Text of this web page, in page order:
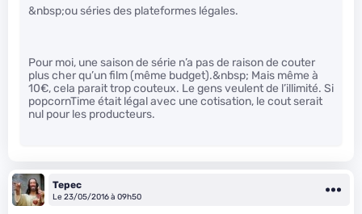
&nbsp;ou séries des plateformes légales.
Pour moi, une saison de série n’a pas de raison de couter
plus cher qu’un film (même budget).&nbsp; Mais même à
10€, cela parait trop couteux. Le gens veulent de l’illimité. Si
popcornTime était légal avec une cotisation, le cout serait
nul pour les producteurs.
Tepec
Le 23/05/2016 à 09h50